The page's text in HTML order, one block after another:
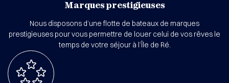
Marques prestigieuses
Nous disposons d’une flotte de bateaux de marques
prestigieuses pour vous permettre de louer celui de vos rêves le
temps de votre séjour à l’Île de Ré.